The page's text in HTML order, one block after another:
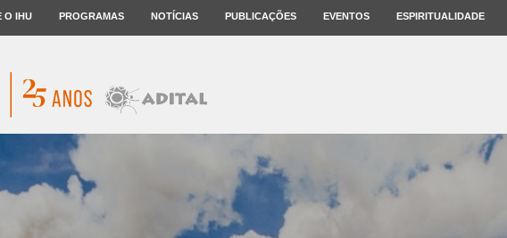
O IHU PROGRAMAS NOTÍCIAS PUBLICAÇÕES EVENTOS ESPIRITUALIDADE